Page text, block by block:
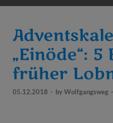
„Einöde“:
früher
05.12.2018 - byWolfgangsweg -